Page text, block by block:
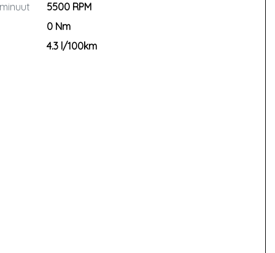
5500 RPM
0 Nm
4.3 l/100km